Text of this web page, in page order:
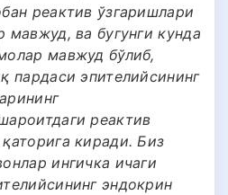
реактив ўзгаришлари
мавжуд, ва бугунги кунда
мавжуд бўлиб,
пардаси эпителийсининг
реактив
киради. Биз
ингичка ичаги
эндокрин